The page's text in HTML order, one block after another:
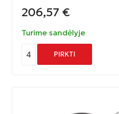
206,57 €
Turime sandėlyje
4 PIRKTI